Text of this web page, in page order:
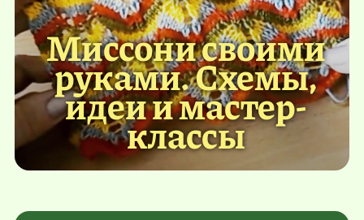
Миссони своими
руками. Схемы,
идеи и мастер-
классы